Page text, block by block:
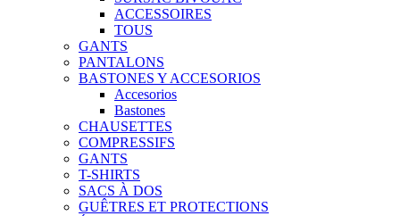
ACCESSOIRES
TOUS
GANTS
PANTALONS
BASTONES Y ACCESORIOS
Accesorios
Bastones
CHAUSETTES
COMPRESSIFS
GANTS
T-SHIRTS
SACS À DOS
GUÊTRES ET PROTECTIONS